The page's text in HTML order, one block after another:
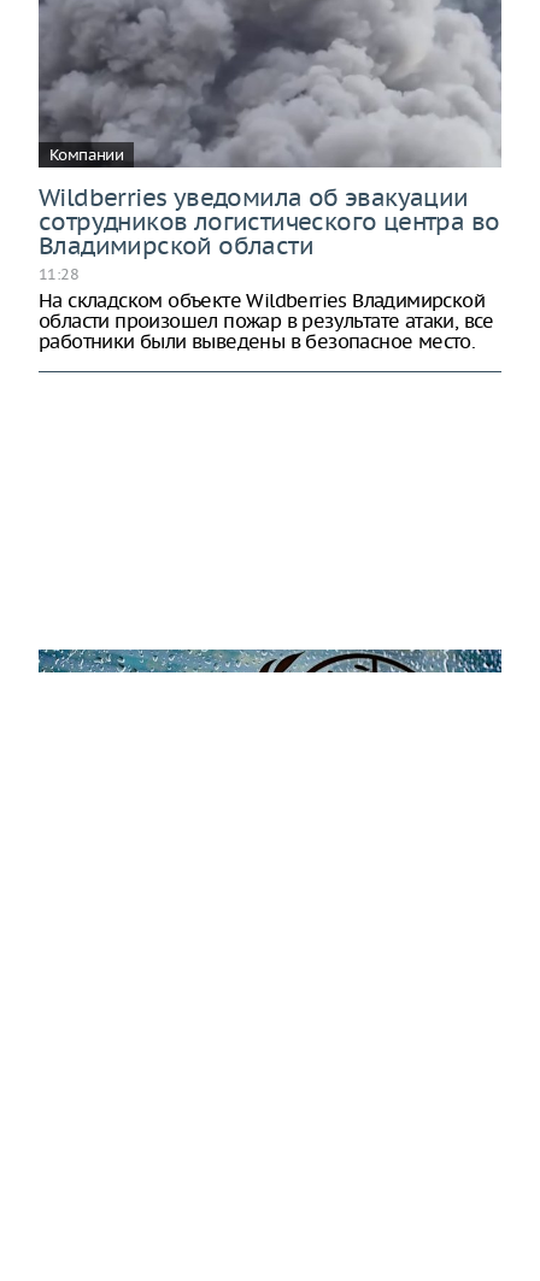
Компании
Wildberries уведомила об эвакуации
сотрудников логистического центра во
Владимирской области
11:28
На складском объекте Wildberries Владимирской
области произошел пожар в результате атаки, все
работники были выведены в безопасное место.